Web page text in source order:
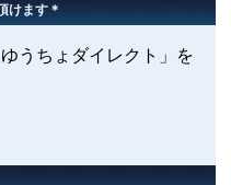
けます＊
うちょダイレクト」を